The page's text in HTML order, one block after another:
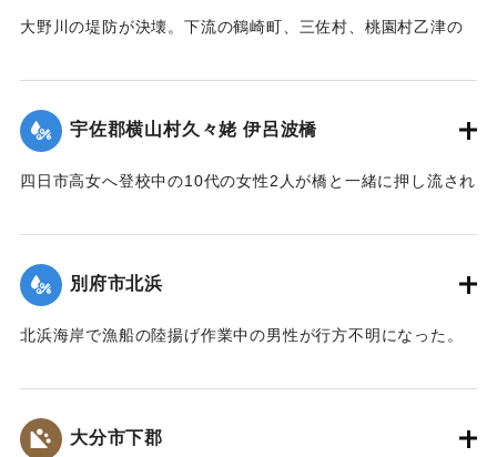
大野川の堤防が決壊。下流の鶴崎町、三佐村、桃園村乙津の
準に、以降50年の水勢を調査して河川改修工事を行い、さら
に大洪水のときより4尺（1.2メートル）も高く堤防を築いて
いた。堤防近くの鶴瀬集落は10数戸が一気に押し流され、7人
刊3面】
｜固有コード:00481009
宇佐郡横山村久々姥 伊呂波橋
四日市高女へ登校中の10代の女性2人が橋と一緒に押し流され
された。
【出典：大分合同新聞 1943年9月21日朝刊2面】
｜固有コード:00481010
別府市北浜
北浜海岸で漁船の陸揚げ作業中の男性が行方不明になった。
｜固有コード: 00481011
大分市下郡